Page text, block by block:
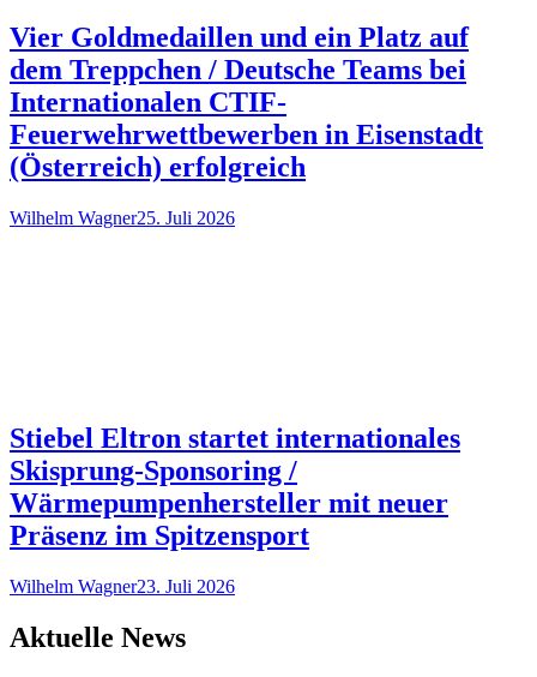
Vier Goldmedaillen und ein Platz auf
dem Treppchen / Deutsche Teams bei
Internationalen CTIF-
Feuerwehrwettbewerben in Eisenstadt
(Österreich) erfolgreich
Wilhelm Wagner25. Juli 2026
Stiebel Eltron startet internationales
Skisprung-Sponsoring /
Wärmepumpenhersteller mit neuer
Präsenz im Spitzensport
Wilhelm Wagner23. Juli 2026
Aktuelle News